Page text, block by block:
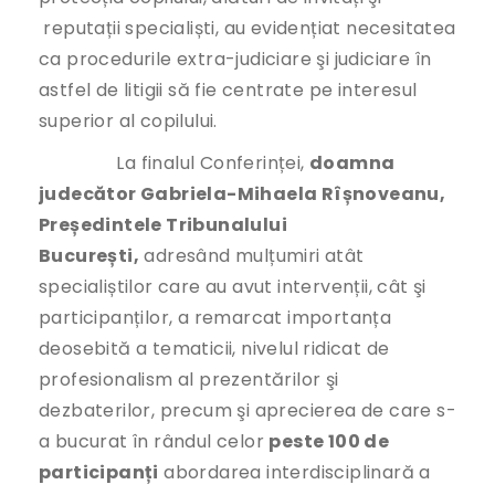
reputații specialiști, au evidențiat necesitatea
ca procedurile extra-judiciare şi judiciare în
astfel de litigii să fie centrate pe interesul
superior al copilului.
La finalul Conferinței, doamna
judecător Gabriela-Mihaela Rîșnoveanu,
Președintele Tribunalului
București, adresând mulțumiri atât
specialiștilor care au avut intervenții, cât şi
participanților, a remarcat importanța
deosebită a tematicii, nivelul ridicat de
profesionalism al prezentărilor şi
dezbaterilor, precum şi aprecierea de care s-
a bucurat în rândul celor peste 100 de
participanți abordarea interdisciplinară a